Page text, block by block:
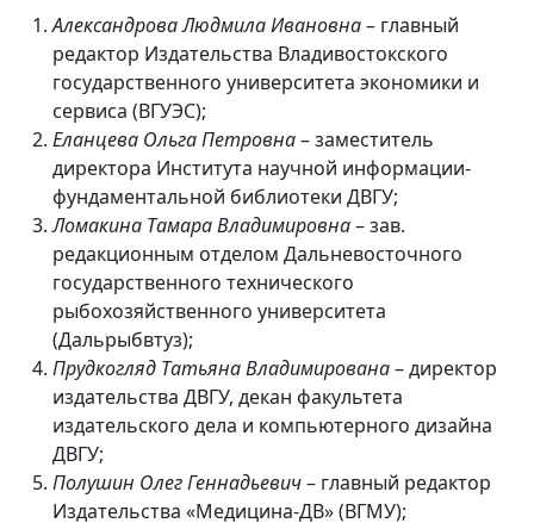
Александрова Людмила Ивановна– главный
редактор Издательства Владивостокского
государственного университета экономики и
сервиса (ВГУЭС);
Еланцева Ольга Петровна– заместитель
директора Института научной информации-
фундаментальной библиотеки ДВГУ;
Ломакина Тамара Владимировна– зав.
редакционным отделом Дальневосточного
государственного технического
рыбохозяйственного университета
(Дальрыбвтуз);
Прудкогляд Татьяна Владимирована– директор
издательства ДВГУ, декан факультета
издательского дела и компьютерного дизайна
ДВГУ;
Полушин Олег Геннадьевич– главный редактор
Издательства «Медицина-ДВ» (ВГМУ);